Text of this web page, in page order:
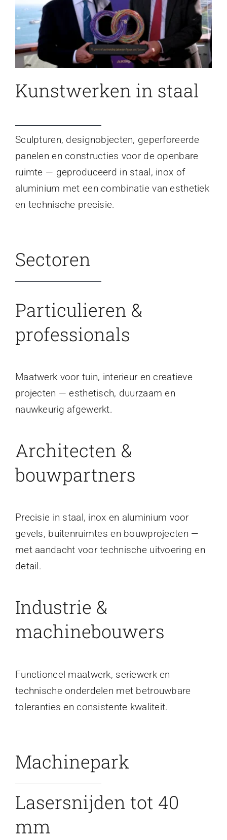
Kunstwerken in staal
Sculpturen, designobjecten, geperforeerde
panelen en constructies voor de openbare
ruimte — geproduceerd in staal, inox of
aluminium met een combinatie van esthetiek
en technische precisie.
Sectoren
Particulieren &
professionals
Maatwerk voor tuin, interieur en creatieve
projecten — esthetisch, duurzaam en
nauwkeurig afgewerkt.
Architecten &
bouwpartners
Precisie in staal, inox en aluminium voor
gevels, buitenruimtes en bouwprojecten —
met aandacht voor technische uitvoering en
detail.
Industrie &
machinebouwers
Functioneel maatwerk, seriewerk en
technische onderdelen met betrouwbare
toleranties en consistente kwaliteit.
Machinepark
Lasersnijden tot 40
mm